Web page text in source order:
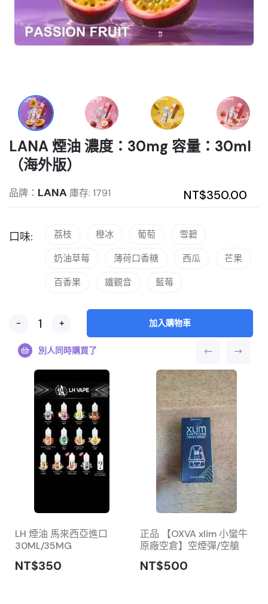
LANA 煙油 濃度：30mg 容量：30ml
（海外版）
品牌： LANA NT$350.00
庫存: 1791
口味: 荔枝 橙冰 葡萄
雪碧
奶油草莓
薄荷口香糖 西瓜
芒果
百香果
鐵觀音 藍莓
- + 加入購物車
別人同時購買了
LH 煙油 馬來西亞進口
30ML/35MG
NT$350
正品 【OXVA xlim 小蠻牛
原廠空倉】空煙彈/空艙
NT$500